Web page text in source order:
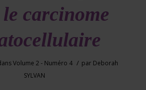
carcinome
Volume 2 - Numéro 4 / par Deborah
SYLVAN